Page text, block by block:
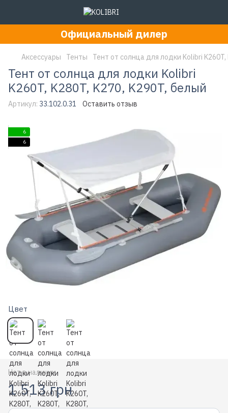
Официальный дилер
Аксессуары Тенты Тент от солнца для лодки Kolibri
Тент от солнца для лодки Kolibri
K260T, K280T, K270, K290T, белый
Артикул: 33.102.0.31 Оставить отзыв
6
6
Цвет
Нет в наличии
1 513 грн